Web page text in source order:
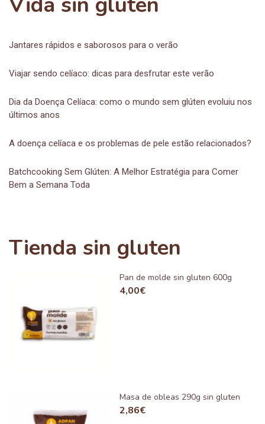
Jantares rápidos e saborosos para o verão
Viajar sendo celíaco: dicas para desfrutar este verão
Dia da Doença Celíaca: como o mundo sem glúten evoluiu nos
últimos anos
A doença celíaca e os problemas de pele estão relacionados?
Batchcooking Sem Glúten: A Melhor Estratégia para Comer
Bem a Semana Toda
Tienda sin gluten
Pan de molde sin gluten 600g
4,00€
Masa de obleas 290g sin gluten
2,86€